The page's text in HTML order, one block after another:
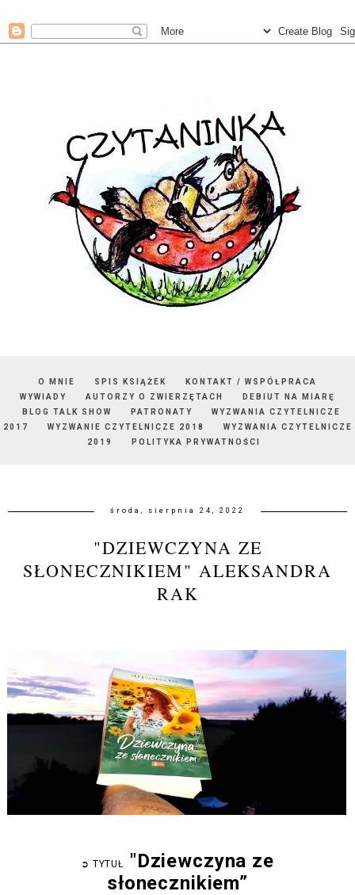
O MNIE SPIS KSIĄŻEK
KONTAKT / WSPÓŁPRACA
WYWIADY
AUTORZY O ZWIERZĘTACH
DEBIUT NA MIARĘ
BLOG TALK SHOW
PATRONATY
WYZWANIA CZYTELNICZE
2017
WYZWANIE CZYTELNICZE 2018
WYZWANIA CZYTELNICZE
2019
POLITYKA PRYWATNOŚCI
środa, sierpnia 24, 2022
"DZIEWCZYNA ZE
SŁONECZNIKIEM" ALEKSANDRA
RAK
➲ TYTUŁ "Dziewczyna ze
słonecznikiem”